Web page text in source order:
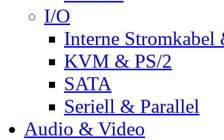
I/O
Interne Stromkabel
KVM & PS/2
SATA
Seriell & Parallel
Audio & Video